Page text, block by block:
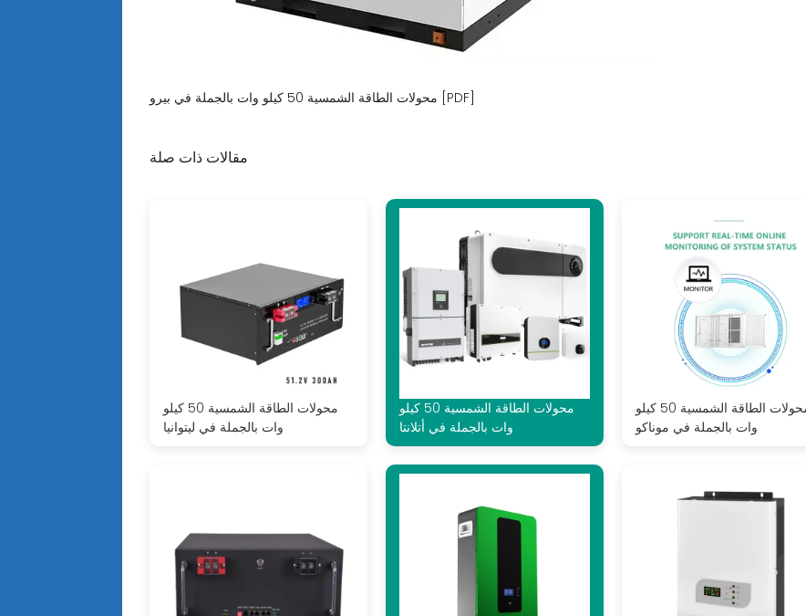
محولات الطاقة الشمسية 50 كيلو وات بالجملة في بيرو [PDF]
مقالات ذات صلة
محولات الطاقة الشمسية 50 كيلو
وات بالجملة في ليتوانيا
محولات الطاقة الشمسية 50 كيلو
وات بالجملة في أتلانتا
محولات الطاقة الشمسية 50 كيلو
وات بالجملة في موناكو